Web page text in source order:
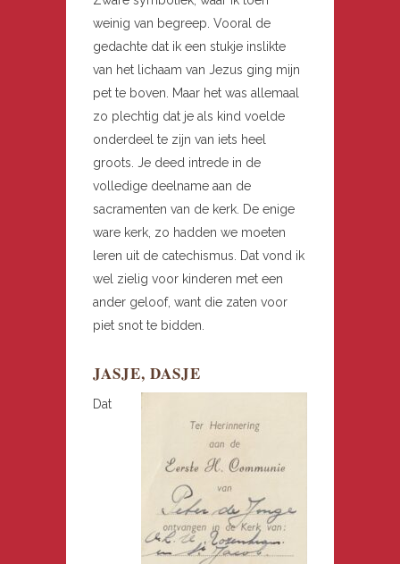
weinig van begreep. Vooral de
gedachte dat ik een stukje inslikte
van het lichaam van Jezus ging mijn
pet te boven. Maar het was allemaal
zo plechtig dat je als kind voelde
onderdeel te zijn van iets heel
groots. Je deed intrede in de
volledige deelname aan de
sacramenten van de kerk. De enige
ware kerk, zo hadden we moeten
leren uit de catechismus. Dat vond ik
wel zielig voor kinderen met een
ander geloof, want die zaten voor
piet snot te bidden.
JASJE, DASJE
Dat